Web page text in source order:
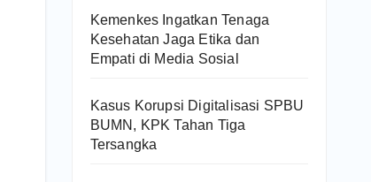
Kemenkes Ingatkan Tenaga
Kesehatan Jaga Etika dan
Empati di Media Sosial
Kasus Korupsi Digitalisasi SPBU
BUMN, KPK Tahan Tiga
Tersangka